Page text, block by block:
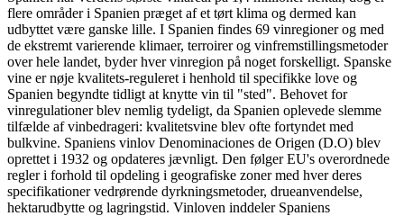
flere områder i Spanien præget af et tørt klima og dermed kan
udbyttet være ganske lille. I Spanien findes 69 vinregioner og med
de ekstremt varierende klimaer, terroirer og vinfremstillingsmetoder
over hele landet, byder hver vinregion på noget forskelligt. Spanske
vine er nøje kvalitets-reguleret i henhold til specifikke love og
Spanien begyndte tidligt at knytte vin til "sted". Behovet for
vinregulationer blev nemlig tydeligt, da Spanien oplevede slemme
tilfælde af vinbedrageri: kvalitetsvine blev ofte fortyndet med
bulkvine. Spaniens vinlov Denominaciones de Origen (D.O) blev
oprettet i 1932 og opdateres jævnligt. Den følger EU's overordnede
regler i forhold til opdeling i geografiske zoner med hver deres
specifikationer vedrørende dyrkningsmetoder, drueanvendelse,
hektarudbytte og lagringstid. Vinloven inddeler Spaniens